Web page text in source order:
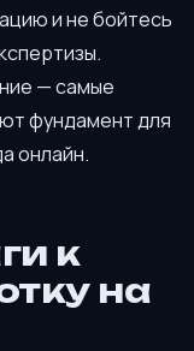
и не бойтесь
— самые
фундамент для
онлайн.
к
на